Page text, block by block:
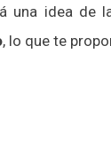
una idea de
, lo que te